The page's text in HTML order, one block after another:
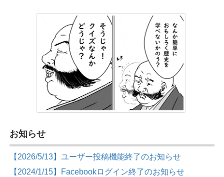
お知らせ
【2026/5/13】ユーザー投稿機能終了のお知らせ
【2024/1/15】Facebookログイン終了のお知らせ